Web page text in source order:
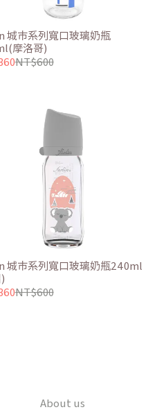
城市系列寬口玻璃奶瓶
摩洛哥)
NT$600
城市系列寬口玻璃奶瓶240ml
NT$600
About us